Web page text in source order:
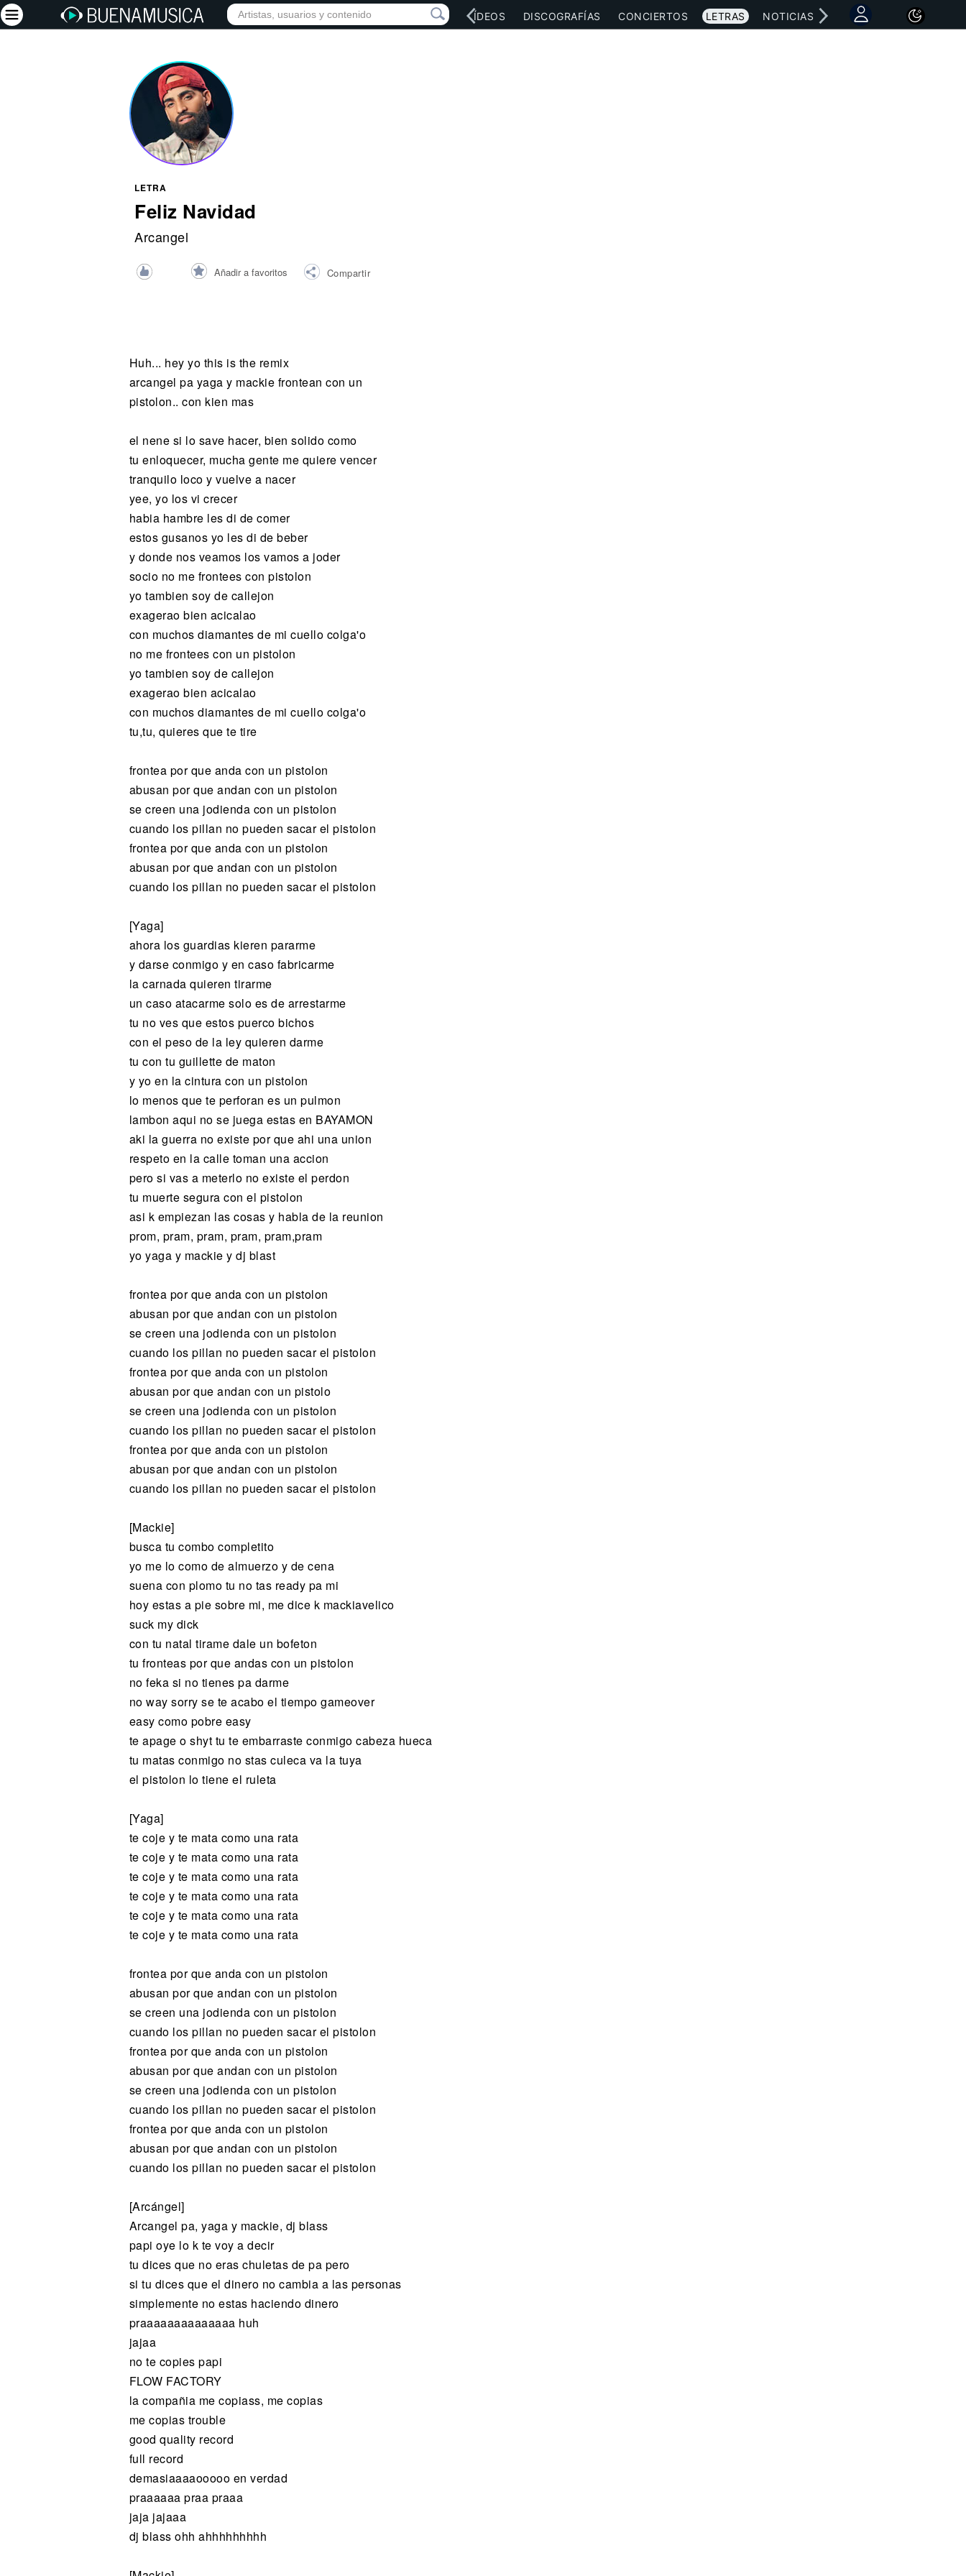
INICIO ARTISTAS RED SOCIAL MÚSICA VÍDEOS DISCOGRAFÍAS CONCIERTOS LETRAS NOTICIAS
LETRA
Feliz Navidad
Arcangel
Añadir a favoritos Compartir
Huh... hey yo this is the remix
arcangel pa yaga y mackie frontean con un
pistolon.. con kien mas
el nene si lo save hacer, bien solido como
tu enloquecer, mucha gente me quiere vencer
tranquilo loco y vuelve a nacer
yee, yo los vi crecer
habia hambre les di de comer
estos gusanos yo les di de beber
y donde nos veamos los vamos a joder
socio no me frontees con pistolon
yo tambien soy de callejon
exagerao bien acicalao
con muchos diamantes de mi cuello colga'o
no me frontees con un pistolon
yo tambien soy de callejon
exagerao bien acicalao
con muchos diamantes de mi cuello colga'o
tu,tu, quieres que te tire
frontea por que anda con un pistolon
abusan por que andan con un pistolon
se creen una jodienda con un pistolon
cuando los pillan no pueden sacar el pistolon
frontea por que anda con un pistolon
abusan por que andan con un pistolon
cuando los pillan no pueden sacar el pistolon
[Yaga]
ahora los guardias kieren pararme
y darse conmigo y en caso fabricarme
la carnada quieren tirarme
un caso atacarme solo es de arrestarme
tu no ves que estos puerco bichos
con el peso de la ley quieren darme
tu con tu guillette de maton
y yo en la cintura con un pistolon
lo menos que te perforan es un pulmon
lambon aqui no se juega estas en BAYAMON
aki la guerra no existe por que ahi una union
respeto en la calle toman una accion
pero si vas a meterlo no existe el perdon
tu muerte segura con el pistolon
asi k empiezan las cosas y habla de la reunion
prom, pram, pram, pram, pram,pram
yo yaga y mackie y dj blast
frontea por que anda con un pistolon
abusan por que andan con un pistolon
se creen una jodienda con un pistolon
cuando los pillan no pueden sacar el pistolon
frontea por que anda con un pistolon
abusan por que andan con un pistolo
se creen una jodienda con un pistolon
cuando los pillan no pueden sacar el pistolon
frontea por que anda con un pistolon
abusan por que andan con un pistolon
cuando los pillan no pueden sacar el pistolon
[Mackie]
busca tu combo completito
yo me lo como de almuerzo y de cena
suena con plomo tu no tas ready pa mi
hoy estas a pie sobre mi, me dice k mackiavelico
suck my dick
con tu natal tirame dale un bofeton
tu fronteas por que andas con un pistolon
no feka si no tienes pa darme
no way sorry se te acabo el tiempo gameover
easy como pobre easy
te apage o shyt tu te embarraste conmigo cabeza hueca
tu matas conmigo no stas culeca va la tuya
el pistolon lo tiene el ruleta
[Yaga]
te coje y te mata como una rata
te coje y te mata como una rata
te coje y te mata como una rata
te coje y te mata como una rata
te coje y te mata como una rata
te coje y te mata como una rata
frontea por que anda con un pistolon
abusan por que andan con un pistolon
se creen una jodienda con un pistolon
cuando los pillan no pueden sacar el pistolon
frontea por que anda con un pistolon
abusan por que andan con un pistolon
se creen una jodienda con un pistolon
cuando los pillan no pueden sacar el pistolon
frontea por que anda con un pistolon
abusan por que andan con un pistolon
cuando los pillan no pueden sacar el pistolon
[Arcángel]
Arcangel pa, yaga y mackie, dj blass
papi oye lo k te voy a decir
tu dices que no eras chuletas de pa pero
si tu dices que el dinero no cambia a las personas
simplemente no estas haciendo dinero
praaaaaaaaaaaaaa huh
jajaa
no te copies papi
FLOW FACTORY
la compañia me copiass, me copias
me copias trouble
good quality record
full record
demasiaaaaooooo en verdad
praaaaaa praa praaa
jaja jajaaa
dj blass ohh ahhhhhhhhh